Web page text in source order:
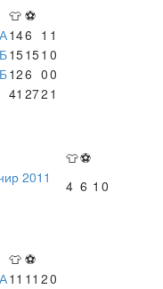
👕 ⚽
146 1 1
15151 0
126 00
41 272 1
👕⚽
2011
4 6 1 0
👕 ⚽
11 11 20